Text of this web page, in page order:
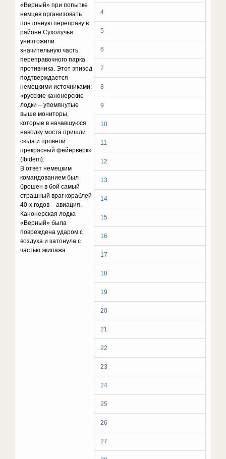
4
5
6
7
8
9
10
11
12
13
14
15
16
17
18
19
20
21
22
23
24
25
26
27
«Верный» при попытке
немцев организовать
понтонную переправу в
районе Сухолучья
уничтожили
значительную часть
переправочного парка
противника. Этот эпизод
подтверждается
немецкими источниками:
«русские канонерские
лодки – упомянутые
выше мониторы,
которые в начавшуюся
наводку моста пришли
сюда и провели
прекрасный фейерверк»
(Ibidem).
В ответ немецким
командованием был
брошен в бой самый
страшный враг кораблей
40-х годов – авиация.
Канонерская лодка
«Верный» была
повреждена ударом с
воздуха и затонула с
частью экипажа.